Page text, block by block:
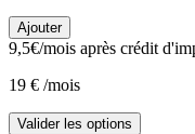
Ajouter
9,5€/mois après crédit
19 € /mois
Valider les options